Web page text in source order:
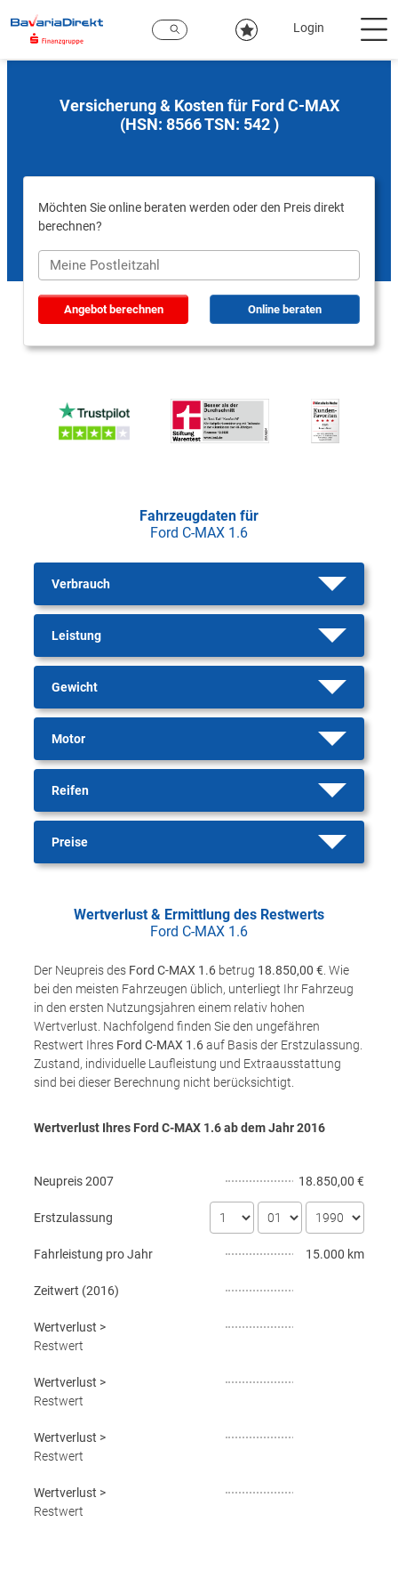
Hauptinhalt
Login
Versicherung & Kosten für Ford C-MAX
(HSN: 8566 TSN: 542 )
Möchten Sie online beraten werden oder den Preis direkt
berechnen?
Angebot berechnen Online beraten
Fahrzeugdaten für
Ford C-MAX 1.6
Verbrauch
Leistung
Gewicht
Motor
Reifen
Preise
Wertverlust & Ermittlung des Restwerts
Ford C-MAX 1.6
Der Neupreis des Ford C-MAX 1.6 betrug 18.850,00 € . Wie
bei den meisten Fahrzeugen üblich, unterliegt Ihr Fahrzeug
in den ersten Nutzungsjahren einem relativ hohen
Wertverlust. Nachfolgend finden Sie den ungefähren
Restwert Ihres Ford C-MAX 1.6auf Basis der Erstzulassung.
Zustand, individuelle Laufleistung und Extraausstattung
sind bei dieser Berechnung nicht berücksichtigt.
Wertverlust Ihres Ford C-MAX 1.6 ab dem Jahr2016
Neupreis2007 18.850,00 €
Erstzulassung
Fahrleistung pro Jahr 15.000 km
Zeitwert (2016)
Wertverlust >
Restwert
Wertverlust >
Restwert
Wertverlust >
Restwert
Wertverlust >
Restwert